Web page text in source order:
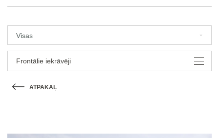
PAKALPOJUMI UN RISINĀJUMI
Visas
Frontālie iekrāvēji
ATPAKAĻ